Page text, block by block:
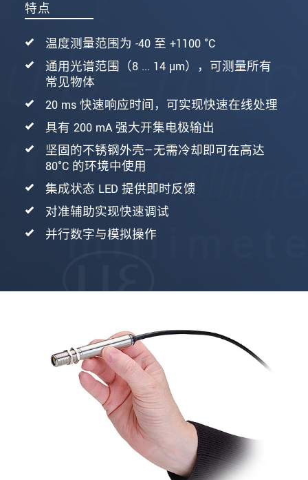
特点
温度测量范围为 -40 至 +1100 °C
通用光谱范围（8 ... 14 µm），可测量所有
常见物体
20 ms 快速响应时间，可实现快速在线处理
具有 200 mA 强大开集电极输出
坚固的不锈钢外壳—无需冷却即可在高达
80°C 的环境中使用
集成状态 LED 提供即时反馈
对准辅助实现快速调试
并行数字与模拟操作